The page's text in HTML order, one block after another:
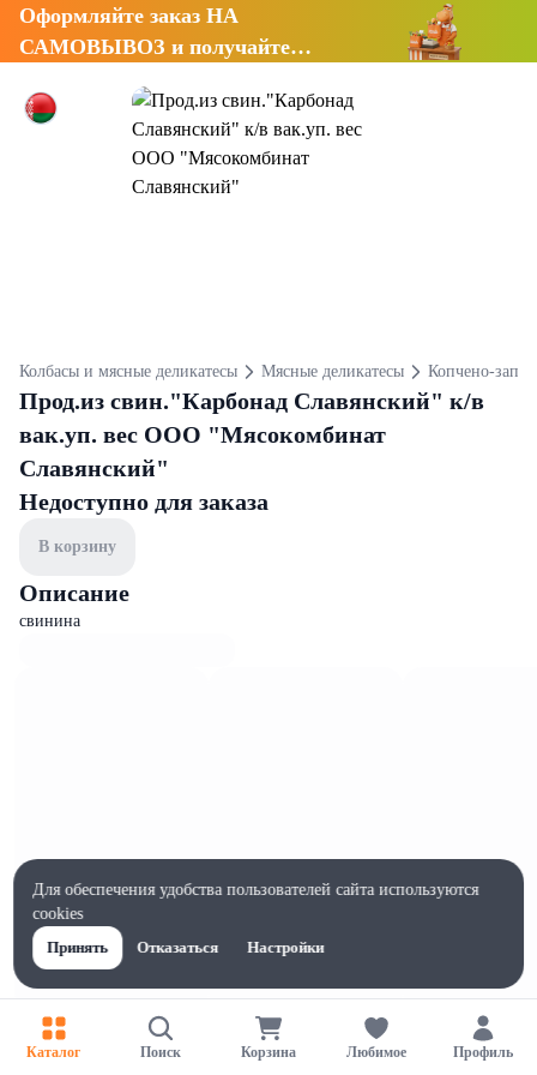
Оформляйте заказ НА
САМОВЫВОЗ и получайте
Колбасы и мясные деликатесы Мясные деликатесы Копчено-
Прод.из свин."Карбонад Славянский" к/в
вак.уп. вес ООО "Мясокомбинат
Славянский"
Недоступно для заказа
В корзину
Описание
свинина
Характеристики
Жиры на 100г, г
Каталог Поиск Корзина Любимое Профиль
Для обеспечения удобства пользователей сайта используются
cookies
Принять
Отказаться Настройки